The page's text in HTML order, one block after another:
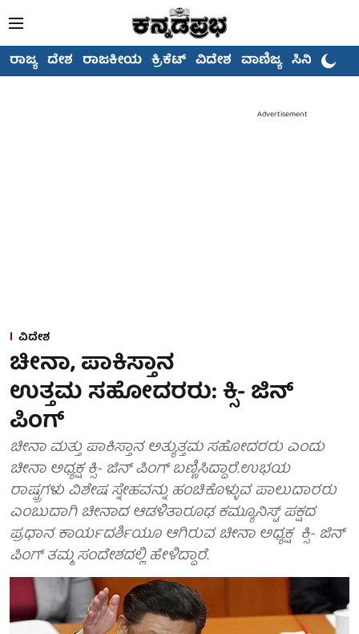
ರಾಜ್ಯ ದೇಶ ರಾಜಕೀಯ ಕ್ರಿಕೆಟ್ ವಿದೇಶ ವಾಣಿಜ್ಯ ಸಿನಿಮಾ
Advertisement
ವಿದೇಶ
ಚೀನಾ, ಪಾಕಿಸ್ತಾನ
ಉತ್ತಮ ಸಹೋದರರು: ಕ್ಸಿ- ಜಿನ್
ಪಿಂಗ್
ಚೀನಾ ಮತ್ತು ಪಾಕಿಸ್ತಾನ ಅತ್ಯುತ್ತಮ ಸಹೋದರರು ಎಂದು
ಚೀನಾ ಅಧ್ಯಕ್ಷ ಕ್ಸಿ- ಜಿನ್ ಪಿಂಗ್ ಬಣ್ಣಿಸಿದ್ದಾರೆ.ಉಭಯ
ರಾಷ್ಟ್ರಗಳು ವಿಶೇಷ ಸ್ನೇಹವನ್ನು ಹಂಚಿಕೊಳ್ಳುವ ಪಾಲುದಾರರು
ಎಂಬುದಾಗಿ ಚೀನಾದ ಆಡಳಿತಾರೂಢ ಕಮ್ಯೂನಿಸ್ಟ್ ಪಕ್ಷದ
ಪ್ರಧಾನ ಕಾರ್ಯದರ್ಶಿಯೂ ಆಗಿರುವ ಚೀನಾ ಅಧ್ಯಕ್ಷ ಕ್ಸಿ- ಜಿನ್
ಪಿಂಗ್ ತಮ್ಮ ಸಂದೇಶದಲ್ಲಿ ಹೇಳಿದ್ದಾರೆ.